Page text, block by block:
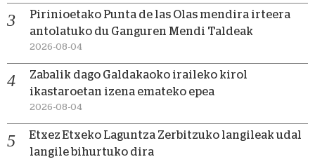
Pirinioetako Punta de las Olas mendira irteera
antolatuko du Ganguren Mendi Taldeak
2026-08-04
Zabalik dago Galdakaoko iraileko kirol
ikastaroetan izena emateko epea
2026-08-04
Etxez Etxeko Laguntza Zerbitzuko langileak udal
langile bihurtuko dira